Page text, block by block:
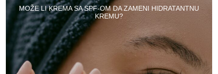
MOŽE LI KREMA SA SPF-OM DA ZAMENI HIDRATANTNU
KREMU?